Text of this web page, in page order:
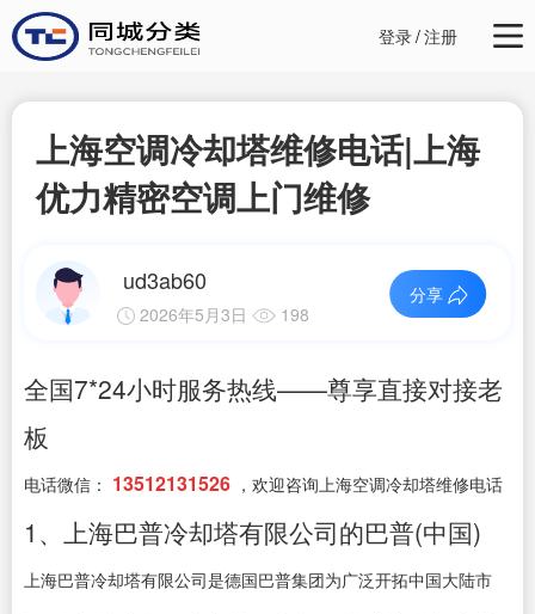
登录/注册
上海空调冷却塔维修电话|上海
优力精密空调上门维修
ud3ab60
2026年5月3日 198
分享
全国7*24小时服务热线——尊享直接对接老
板
电话微信： 13512131526 ，欢迎咨询上海空调冷却塔维修电话
1、上海巴普冷却塔有限公司的巴普(中国)
上海巴普冷却塔有限公司是德国巴普集团为广泛开拓中国大陆市